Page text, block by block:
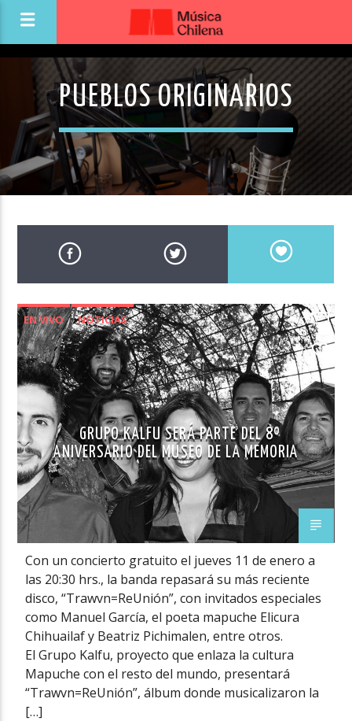
PUEBLOS ORIGINARIOS
EN VIVO
NOTICIAS
NOVEDADES MÚSICA CHILENA
0
0
GRUPO KALFU SERÁ PARTE DEL 8º
ANIVERSARIO DEL MUSEO DE LA MEMORIA
Con un concierto gratuito el jueves 11 de enero a
las 20:30 hrs., la banda repasará su más reciente
disco, “Trawvn=ReUnión”, con invitados especiales
como Manuel García, el poeta mapuche Elicura
Chihuailaf y Beatriz Pichimalen, entre otros.
El Grupo Kalfu, proyecto que enlaza la cultura
Mapuche con el resto del mundo, presentará
“Trawvn=ReUnión”, álbum donde musicalizaron la
[…]